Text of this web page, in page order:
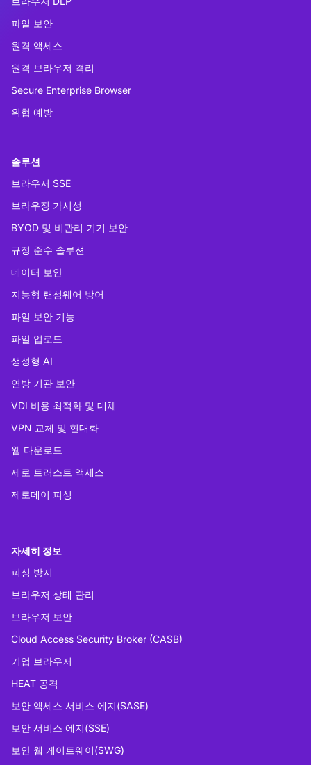
파일 보안
원격 액세스
원격 브라우저 격리
Secure Enterprise Browser
위협 예방
솔루션
브라우저 SSE
브라우징 가시성
BYOD 및 비관리 기기 보안
규정 준수 솔루션
데이터 보안
지능형 랜섬웨어 방어
파일 보안 기능
파일 업로드
생성형 AI
연방 기관 보안
VDI 비용 최적화 및 대체
VPN 교체 및 현대화
웹 다운로드
제로 트러스트 액세스
제로데이 피싱
자세히 정보
피싱 방지
브라우저 상태 관리
브라우저 보안
Cloud Access Security Broker (CASB)
기업 브라우저
HEAT 공격
보안 액세스 서비스 에지(SASE)
보안 서비스 에지(SSE)
보안 웹 게이트웨이(SWG)